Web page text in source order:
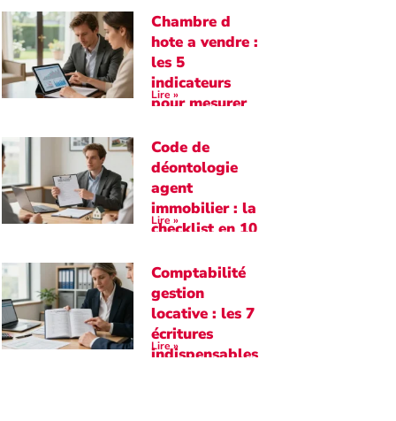
Chambre d
hote a vendre :
les 5
indicateurs
pour mesurer
Lire »
Code de
déontologie
agent
immobilier : la
checklist en 10
essentiels
Lire »
Comptabilité
gestion
locative : les 7
écritures
indispensables
Lire »